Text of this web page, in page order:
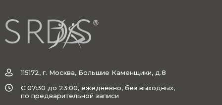
115172, г. Москва, Большие Каменщики, д.8
C 07:30 до 23:00, ежедневно, без выходных,
по предварительной записи